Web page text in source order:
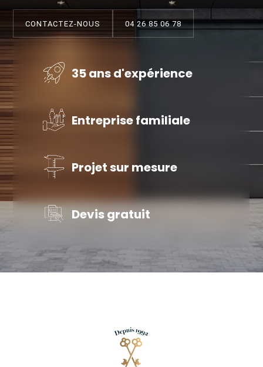
CONTACTEZ-NOUS 04 26 85 06 78
35 ans d'expérience
Entreprise familiale
Projet sur mesure
Devis gratuit